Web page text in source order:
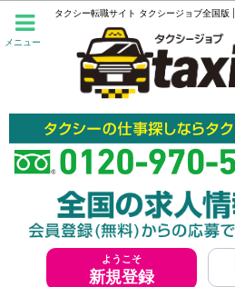
メニュー
タクシー転職サイト タクシージョブ全国版
ようこそ
新規登録